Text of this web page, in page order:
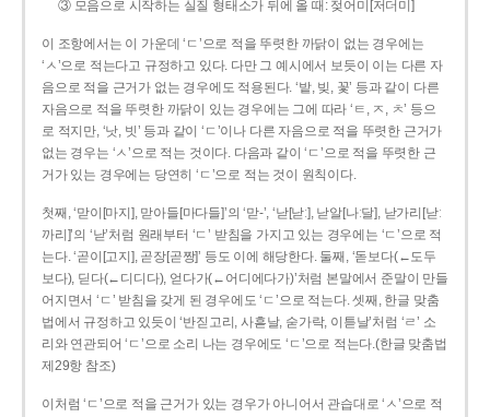
③ 모음으로 시작하는 실질 형태소가 뒤에 올 때: 젖어미[저더미]
이 조항에서는 이 가운데 ‘ㄷ’으로 적을 뚜렷한 까닭이 없는 경우에는
‘ㅅ’으로 적는다고 규정하고 있다. 다만 그 예시에서 보듯이 이는 다른 자
음으로 적을 근거가 없는 경우에도 적용된다. ‘밭, 빚, 꽃’ 등과 같이 다른
자음으로 적을 뚜렷한 까닭이 있는 경우에는 그에 따라 ‘ㅌ, ㅈ, ㅊ’ 등으
로 적지만, ‘낫, 빗’ 등과 같이 ‘ㄷ’이나 다른 자음으로 적을 뚜렷한 근거가
없는 경우는 ‘ㅅ’으로 적는 것이다. 다음과 같이 ‘ㄷ’으로 적을 뚜렷한 근
거가 있는 경우에는 당연히 ‘ㄷ’으로 적는 것이 원칙이다.
첫째, ‘맏이[마지], 맏아들[마다들]’의 ‘맏-’, ‘낟[낟ː], 낟알[나ː달], 낟가리[낟ː
까리]’의 ‘낟’처럼 원래부터 ‘ㄷ’ 받침을 가지고 있는 경우에는 ‘ㄷ’으로 적
는다. ‘곧이[고지], 곧장[곧짱]’ 등도 이에 해당한다. 둘째, ‘돋보다(←도두
보다), 딛다(←디디다), 얻다가(←어디에다가)’처럼 본말에서 준말이 만들
어지면서 ‘ㄷ’ 받침을 갖게 된 경우에도 ‘ㄷ’으로 적는다. 셋째, 한글 맞춤
법에서 규정하고 있듯이 ‘반짇고리, 사흗날, 숟가락, 이튿날’처럼 ‘ㄹ’ 소
리와 연관되어 ‘ㄷ’으로 소리 나는 경우에도 ‘ㄷ’으로 적는다.(한글 맞춤법
제29항 참조)
이처럼 ‘ㄷ’으로 적을 근거가 있는 경우가 아니어서 관습대로 ‘ㅅ’으로 적